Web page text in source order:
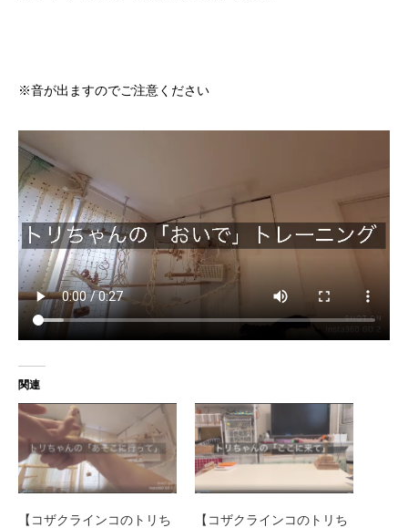
※音が出ますのでご注意ください
関連
【コザクラインコのトリち 【コザクラインコのトリち